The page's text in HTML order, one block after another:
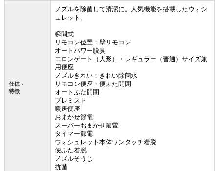
仕様・
特徴
ノズルを除菌して清潔に。人気機能を搭載したウォシ
ュレット。
瞬間式
リモコン位置：壁リモコン
オートパワー脱臭
エロンゲート（大形）・レギュラー（普通）サイズ兼
用便座
ノズルきれい：きれい除菌水
リモコン便座・便ふた開閉
オートふた開閉
プレミスト
暖房便座
おまかせ節電
スーパーおまかせ節電
タイマー節電
ウォシュレット本体ワンタッチ着脱
便ふた着脱
ノズルそうじ
抗菌